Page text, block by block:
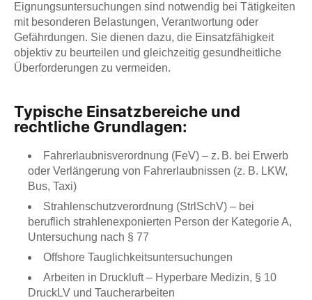
Eignungsuntersuchungen sind notwendig bei Tätigkeiten
mit besonderen Belastungen, Verantwortung oder
Gefährdungen. Sie dienen dazu, die Einsatzfähigkeit
objektiv zu beurteilen und gleichzeitig gesundheitliche
Überforderungen zu vermeiden.
Typische Einsatzbereiche und
rechtliche Grundlagen:
Fahrerlaubnisverordnung (FeV) – z. B. bei Erwerb
oder Verlängerung von Fahrerlaubnissen (z. B. LKW,
Bus, Taxi)
Strahlenschutzverordnung (StrlSchV) – bei
beruflich strahlenexponierten Person der Kategorie A,
Untersuchung nach § 77
Offshore Tauglichkeitsuntersuchungen
Arbeiten in Druckluft – Hyperbare Medizin, § 10
DruckLV und Taucherarbeiten